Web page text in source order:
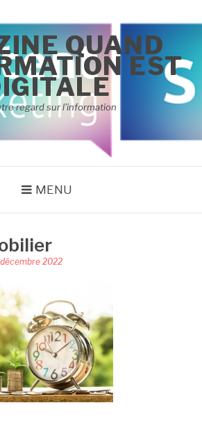
QUAND
EST
regard sur l'information
MENU
2022